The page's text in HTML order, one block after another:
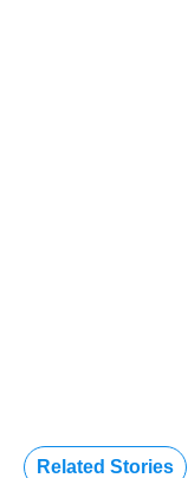
Related Stories